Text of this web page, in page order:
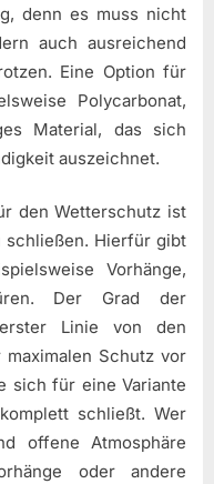
denn es muss nicht
auch ausreichend
Eine Option für
Polycarbonat,
Material, das sich
auszeichnet.
den Wetterschutz ist
schließen. Hierfür gibt
Vorhänge,
Der Grad der
Linie von den
Schutz vor
sich für eine Variante
schließt. Wer
offene Atmosphäre
oder andere